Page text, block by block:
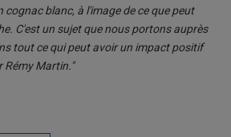
cognac blanc, à l'image de ce que peut
C'est un sujet que nous portons auprès
tout ce qui peut avoir un impact positif
Rémy Martin."